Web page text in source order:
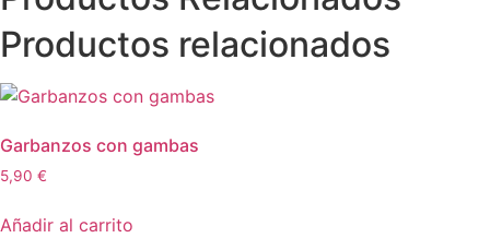
Productos relacionados
Garbanzos con gambas
5,90 €
Añadir al carrito